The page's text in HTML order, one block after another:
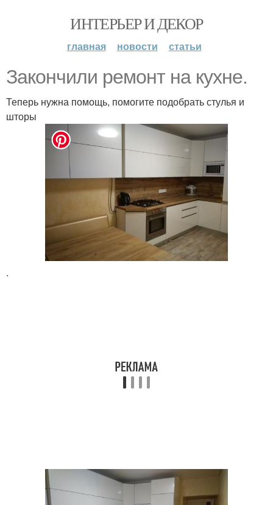
ИНТЕРЬЕР И ДЕКОР
главная новости статьи
Закончили ремонт на кухне.
Теперь нужна помощь, помогите подобрать стулья и
шторы
.